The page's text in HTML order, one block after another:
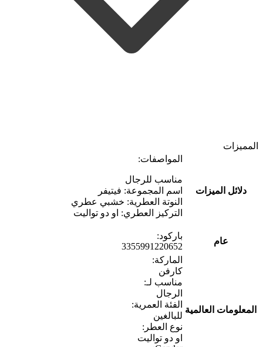
المميزات
دلائل الميزات
المواصفات:
مناسب للرجال
اسم المجموعة: فيتيفر
النوتة العطرية: خشبي عطري
التركيز العطري: او دو تواليت
عام
باركود:
3355991220652
المعلومات العالمية
الماركة:
كارفن
مناسب لـ:
الرجال
الفئة العمرية:
للبالغين
نوع العطر:
او دو تواليت